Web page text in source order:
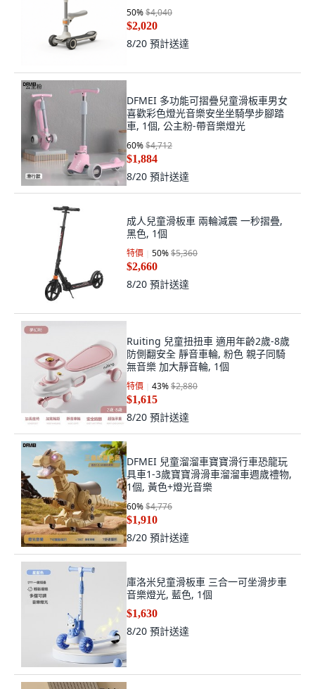
50%$4,040
$2,020
8/20 預計送達
DFMEI 多功能可摺疊兒童滑板車男女
喜歡彩色燈光音樂安坐坐騎學步腳踏
車, 1個, 公主粉-帶音樂燈光
60%$4,712
$1,884
8/20 預計送達
成人兒童滑板車 兩輪減震 一秒摺疊,
黑色, 1個
特價 50%$5,360
$2,660
8/20 預計送達
Ruiting 兒童扭扭車 適用年齡2歲-8歲
防側翻安全 靜音車輪, 粉色 親子同騎
無音樂 加大靜音輪, 1個
特價 43%$2,880
$1,615
8/20 預計送達
DFMEI 兒童溜溜車寶寶滑行車恐龍玩
具車1-3歲寶寶滑滑車溜溜車週歲禮物,
1個, 黃色+燈光音樂
60%$4,776
$1,910
8/20 預計送達
庫洛米兒童滑板車 三合一可坐滑步車
音樂燈光, 藍色, 1個
$1,630
8/20 預計送達